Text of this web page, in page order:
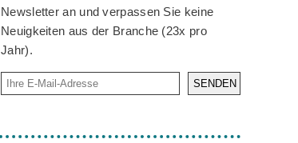
Newsletter an und verpassen Sie keine
Neuigkeiten aus der Branche (23x pro
Jahr).
SENDEN